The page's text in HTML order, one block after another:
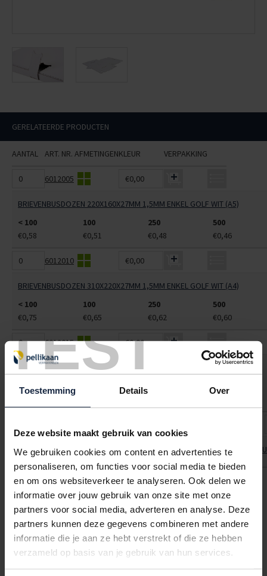
TEST
Toestemming Details Over
Deze website maakt gebruik van cookies
We gebruiken cookies om content en advertenties te
personaliseren, om functies voor social media te bieden
en om ons websiteverkeer te analyseren. Ook delen we
informatie over jouw gebruik van onze site met onze
partners voor social media, adverteren en analyse. Deze
partners kunnen deze gegevens combineren met andere
informatie die je aan ze hebt verstrekt of die ze hebben
verzameld op basis van je gebruik van hun services.
GERELATEERDE PRODUCTEN
AANTAL ART. NR. AFMETINGENKLEUR VERPAKKING
6012005 €0,00
BRIEVENBUSDOZEN 220X160X27MM 1,5MM ENKEL GOLF WIT (A5)
< 100
100 250
500
€0,58
€0,51 €0,48 €0,46
6012010 €0,00
BRIEVENBUSDOZEN 310X220X27MM 1,5MM ENKEL GOLF WIT (A4)
< 100
100 250
500
€0,75
€0,65 €0,62 €0,60
6012015 €0,00
BRIEVENBUSDOZEN 360X255X27MM 1,5MM ENKEL GOLF WIT (MAX)
< 100
500
BRIEVENBUSDOZEN 220X160X27MM 1,5MM ENKEL GOLF WIT (A5)
ALLES BESTELLEN
Hoe werkt een bestellijst?
Wanneer u bent ingelogd, kunt u een eigen bestellijst maken.
Gebruik bestel- en offertelijsten om eenvoudig en snel producten